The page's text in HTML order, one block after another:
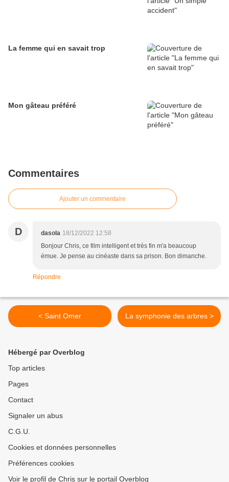
La femme qui en savait trop
Mon gâteau préféré
Commentaires
Ajouter un commentaire
D dasola 18/12/2022 12:58
Bonjour Chris, ce film intelligent et très fin m'a beaucoup
émue. Je pense au cinéaste dans sa prison. Bon dimanche.
Répondre
< Saint Omer La symphonie des arbres >
Hébergé par Overblog
Top articles
Pages
Contact
Signaler un abus
C.G.U.
Cookies et données personnelles
Préférences cookies
Voir le profil de Chris sur le portail Overblog